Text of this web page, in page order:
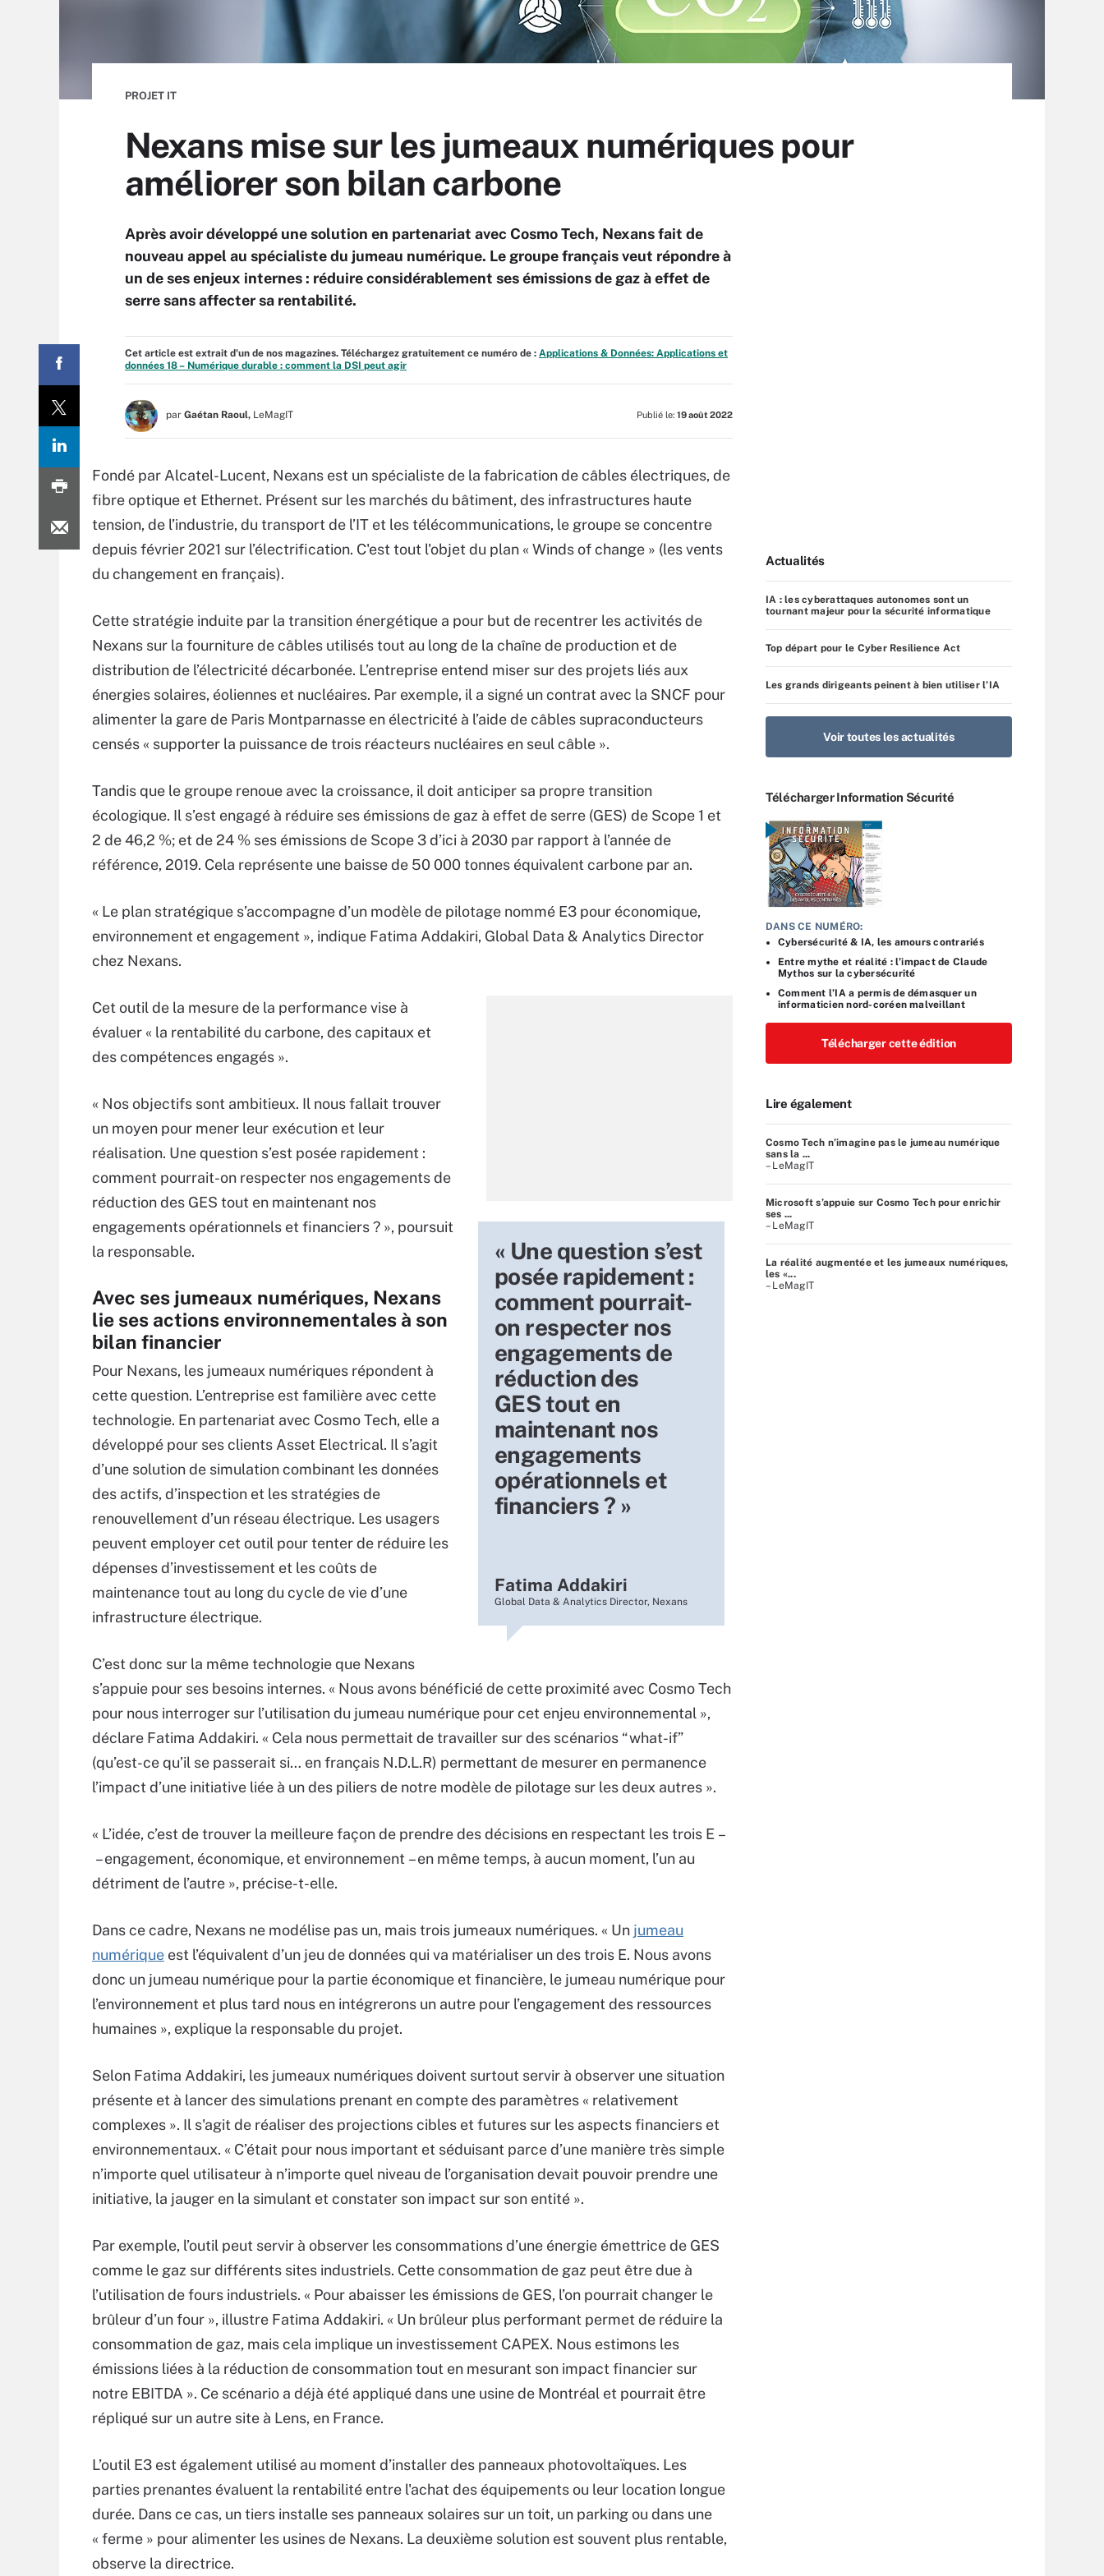
PROJET IT
Nexans mise sur les jumeaux numériques pour
améliorer son bilan carbone
Après avoir développé une solution en partenariat avec Cosmo Tech, Nexans fait de
nouveau appel au spécialiste du jumeau numérique. Le groupe français veut répondre à
un de ses enjeux internes : réduire considérablement ses émissions de gaz à effet de
serre sans affecter sa rentabilité.
Cet article est extrait d'un de nos magazines. Téléchargez gratuitement ce numéro de : Applications & Données: Applications et
données 18 – Numérique durable : comment la DSI peut agir
par Gaétan Raoul, LeMagIT Publié le: 19 août 2022
Fondé par Alcatel-Lucent, Nexans est un spécialiste de la fabrication de câbles électriques, de
fibre optique et Ethernet. Présent sur les marchés du bâtiment, des infrastructures haute
tension, de l’industrie, du transport de l’IT et les télécommunications, le groupe se concentre
depuis février 2021 sur l’électrification. C'est tout l'objet du plan « Winds of change » (les vents
du changement en français).
Cette stratégie induite par la transition énergétique a pour but de recentrer les activités de
Nexans sur la fourniture de câbles utilisés tout au long de la chaîne de production et de
distribution de l’électricité décarbonée. L’entreprise entend miser sur des projets liés aux
énergies solaires, éoliennes et nucléaires. Par exemple, il a signé un contrat avec la SNCF pour
alimenter la gare de Paris Montparnasse en électricité à l’aide de câbles supraconducteurs
censés « supporter la puissance de trois réacteurs nucléaires en seul câble ».
Tandis que le groupe renoue avec la croissance, il doit anticiper sa propre transition
écologique. Il s’est engagé à réduire ses émissions de gaz à effet de serre (GES) de Scope 1 et
2 de 46,2 %; et de 24 % ses émissions de Scope 3 d’ici à 2030 par rapport à l’année de
référence, 2019. Cela représente une baisse de 50 000 tonnes équivalent carbone par an.
« Le plan stratégique s’accompagne d’un modèle de pilotage nommé E3 pour économique,
environnement et engagement », indique Fatima Addakiri, Global Data & Analytics Director
chez Nexans.
Cet outil de la mesure de la performance vise à
évaluer « la rentabilité du carbone, des capitaux et
des compétences engagés ».
« Une question s’est
posée rapidement :
comment pourrait-
on respecter nos
engagements de
réduction des
GES tout en
maintenant nos
engagements
opérationnels et
financiers ? »
Fatima Addakiri
Global Data & Analytics Director, Nexans
« Nos objectifs sont ambitieux. Il nous fallait trouver
un moyen pour mener leur exécution et leur
réalisation. Une question s’est posée rapidement :
comment pourrait-on respecter nos engagements de
réduction des GES tout en maintenant nos
engagements opérationnels et financiers ? », poursuit
la responsable.
Avec ses jumeaux numériques, Nexans
lie ses actions environnementales à son
bilan financier
Pour Nexans, les jumeaux numériques répondent à
cette question. L’entreprise est familière avec cette
technologie. En partenariat avec Cosmo Tech, elle a
développé pour ses clients Asset Electrical. Il s’agit
d’une solution de simulation combinant les données
des actifs, d’inspection et les stratégies de
renouvellement d’un réseau électrique. Les usagers
peuvent employer cet outil pour tenter de réduire les
dépenses d’investissement et les coûts de
maintenance tout au long du cycle de vie d’une
infrastructure électrique.
C’est donc sur la même technologie que Nexans
s’appuie pour ses besoins internes. « Nous avons bénéficié de cette proximité avec Cosmo Tech
pour nous interroger sur l’utilisation du jumeau numérique pour cet enjeu environnemental »,
déclare Fatima Addakiri. « Cela nous permettait de travailler sur des scénarios “what-if”
(qu’est-ce qu’il se passerait si… en français N.D.L.R) permettant de mesurer en permanence
l’impact d’une initiative liée à un des piliers de notre modèle de pilotage sur les deux autres ».
« L’idée, c’est de trouver la meilleure façon de prendre des décisions en respectant les trois E –
– engagement, économique, et environnement – en même temps, à aucun moment, l’un au
détriment de l’autre », précise-t-elle.
Dans ce cadre, Nexans ne modélise pas un, mais trois jumeaux numériques. « Un jumeau
numérique est l’équivalent d’un jeu de données qui va matérialiser un des trois E. Nous avons
donc un jumeau numérique pour la partie économique et financière, le jumeau numérique pour
l’environnement et plus tard nous en intégrerons un autre pour l’engagement des ressources
humaines », explique la responsable du projet.
Selon Fatima Addakiri, les jumeaux numériques doivent surtout servir à observer une situation
présente et à lancer des simulations prenant en compte des paramètres « relativement
complexes ». Il s'agit de réaliser des projections cibles et futures sur les aspects financiers et
environnementaux. « C’était pour nous important et séduisant parce d’une manière très simple
n’importe quel utilisateur à n’importe quel niveau de l’organisation devait pouvoir prendre une
initiative, la jauger en la simulant et constater son impact sur son entité ».
Par exemple, l’outil peut servir à observer les consommations d’une énergie émettrice de GES
comme le gaz sur différents sites industriels. Cette consommation de gaz peut être due à
l’utilisation de fours industriels. « Pour abaisser les émissions de GES, l’on pourrait changer le
brûleur d’un four », illustre Fatima Addakiri. « Un brûleur plus performant permet de réduire la
consommation de gaz, mais cela implique un investissement CAPEX. Nous estimons les
émissions liées à la réduction de consommation tout en mesurant son impact financier sur
notre EBITDA ». Ce scénario a déjà été appliqué dans une usine de Montréal et pourrait être
répliqué sur un autre site à Lens, en France.
L’outil E3 est également utilisé au moment d’installer des panneaux photovoltaïques. Les
parties prenantes évaluent la rentabilité entre l'achat des équipements ou leur location longue
durée. Dans ce cas, un tiers installe ses panneaux solaires sur un toit, un parking ou dans une
« ferme » pour alimenter les usines de Nexans. La deuxième solution est souvent plus rentable,
observe la directrice.
Actualités
IA : les cyberattaques autonomes sont un
tournant majeur pour la sécurité informatique
Top départ pour le Cyber Resilience Act
Les grands dirigeants peinent à bien utiliser l’IA
Voir toutes les actualités
Télécharger Information Sécurité
DANS CE NUMÉRO:
Cybersécurité & IA, les amours contrariés
Entre mythe et réalité : l’impact de Claude
Mythos sur la cybersécurité
Comment l’IA a permis de démasquer un
informaticien nord-coréen malveillant
Télécharger cette édition
Lire également
Cosmo Tech n’imagine pas le jumeau numérique
sans la ...
– LeMagIT
Microsoft s’appuie sur Cosmo Tech pour enrichir
ses ...
– LeMagIT
La réalité augmentée et les jumeaux numériques,
les «...
– LeMagIT